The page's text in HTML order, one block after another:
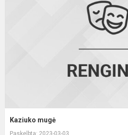
Kaziuko mugė
Paskelbta: 2023-03-03